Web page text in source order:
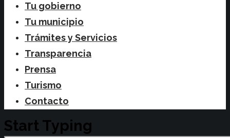
Close
Menu
Tu gobierno
Tu municipio
Trámites y Servicios
Transparencia
Prensa
Turismo
Contacto
Start Typing